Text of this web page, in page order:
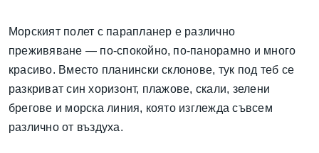
Морският полет с парапланер е различно
преживяване — по-спокойно, по-панорамно и много
красиво. Вместо планински склонове, тук под теб се
разкриват син хоризонт, плажове, скали, зелени
брегове и морска линия, която изглежда съвсем
различно от въздуха.